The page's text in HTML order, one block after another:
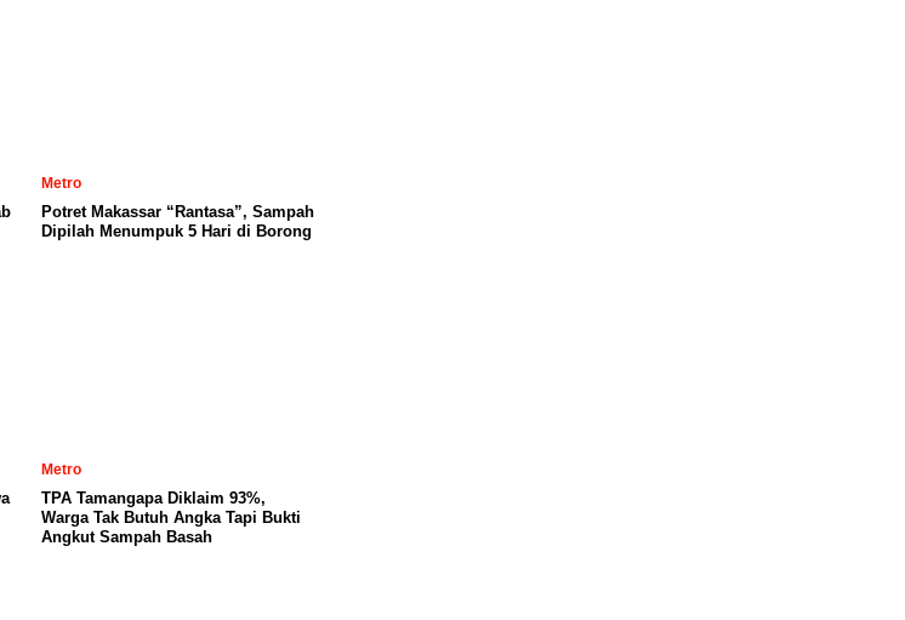
Metro
Potret Makassar “Rantasa”, Sampah
Dipilah Menumpuk 5 Hari di Borong
Metro
TPA Tamangapa Diklaim 93%,
Warga Tak Butuh Angka Tapi Bukti
Angkut Sampah Basah